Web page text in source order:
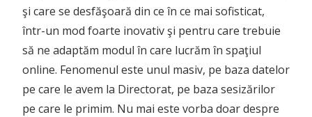
şi care se desfăşoară din ce în ce mai sofisticat,
într-un mod foarte inovativ şi pentru care trebuie
să ne adaptăm modul în care lucrăm în spaţiul
online. Fenomenul este unul masiv, pe baza datelor
pe care le avem la Directorat, pe baza sesizărilor
pe care le primim. Nu mai este vorba doar despre